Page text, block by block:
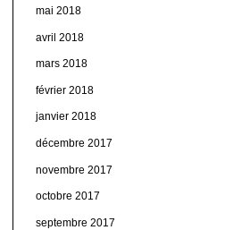
mai 2018
avril 2018
mars 2018
février 2018
janvier 2018
décembre 2017
novembre 2017
octobre 2017
septembre 2017